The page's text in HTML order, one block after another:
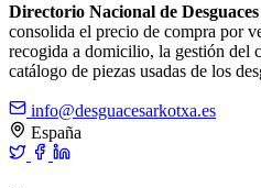
Directorio Nacional de
consolida el precio de compra por
recogida a domicilio, la gestión del
catálogo de piezas usadas de los
info@desguacesarkotxa.es
España